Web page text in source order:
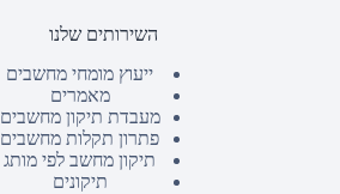
השירותים שלנו
ייעוץ מומחי מחשבים
מאמרים
מעבדת תיקון מחשבים
פתרון תקלות מחשבים
תיקון מחשב לפי מותג
תיקונים